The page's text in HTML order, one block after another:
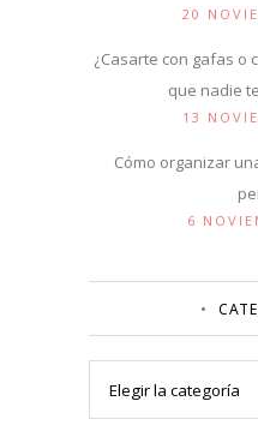
20
¿Casarte con gafas o
que nadie
13
Cómo organizar
6